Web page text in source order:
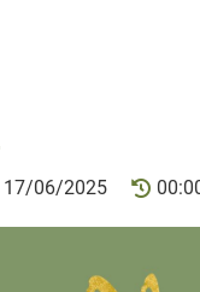
17/06/2025